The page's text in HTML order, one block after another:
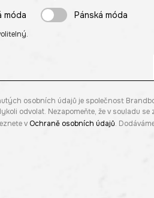
móda
Pánská móda
osobních údajů je společnost
odvolat. Nezapomeňte, že v souladu
v Ochraně osobních údajů.